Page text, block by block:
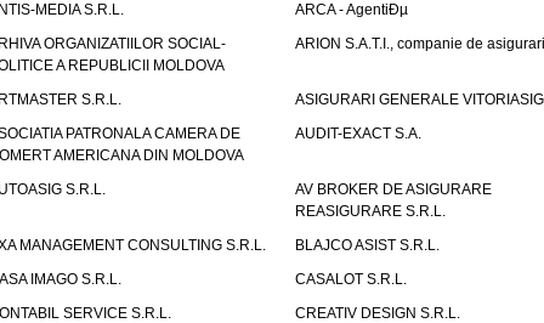
MEDIA S.R.L.
ARCA - AgentiÐµ
ORGANIZATIILOR SOCIAL-
A REPUBLICII MOLDOVA
ARION S.A.T.I., companie de asigurari
S.R.L.
ASIGURARI GENERALE
PATRONALA CAMERA DE
AMERICANA DIN MOLDOVA
AUDIT-EXACT S.A.
S.R.L.
AV BROKER DE ASIGURARE
REASIGURARE S.R.L.
MANAGEMENT CONSULTING S.R.L.
BLAJCO ASIST S.R.L.
IMAGO S.R.L.
CASALOT S.R.L.
SERVICE S.R.L.
CREATIV DESIGN S.R.L.